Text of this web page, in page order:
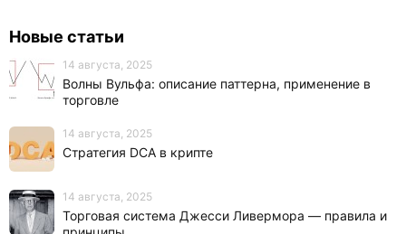
Новые статьи
14 августа, 2025
Волны Вульфа: описание паттерна, применение в
торговле
14 августа, 2025
Стратегия DCA в крипте
14 августа, 2025
Торговая система Джесси Ливермора — правила и